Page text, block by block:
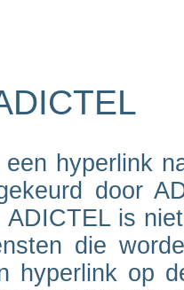
hyperlink
door
ADICTEL is
die
hyperlink op